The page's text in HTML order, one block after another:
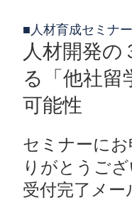
■人材育成セミナー
人材開発の
る「他社留
可能性
セミナーに
りがとうござ
受付完了メ